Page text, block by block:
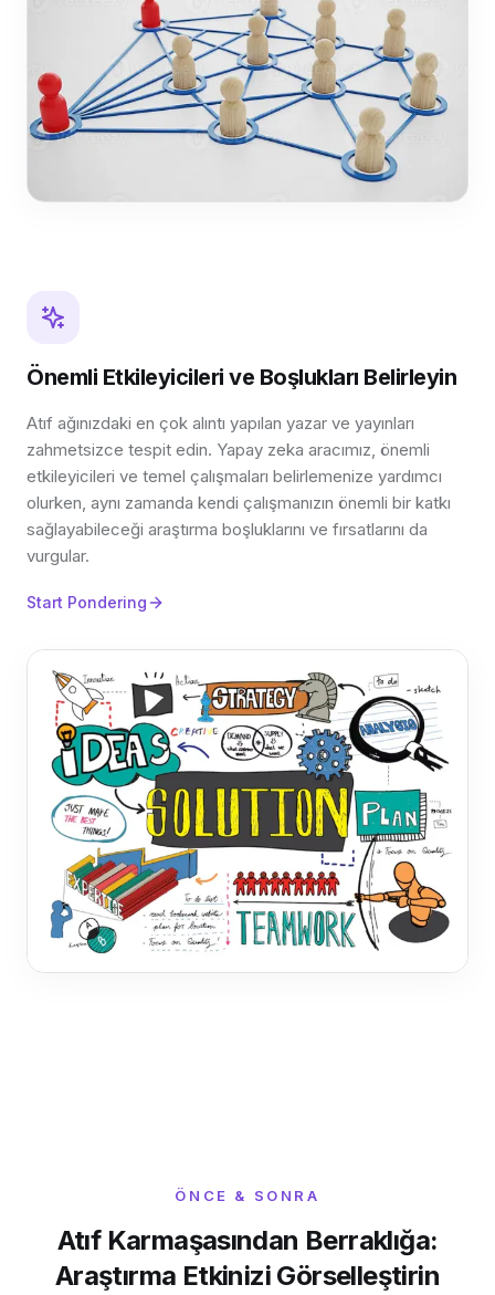
Önemli Etkileyicileri ve Boşlukları Belirleyin
Atıf ağınızdaki en çok alıntı yapılan yazar ve yayınları
zahmetsizce tespit edin. Yapay zeka aracımız, önemli
etkileyicileri ve temel çalışmaları belirlemenize yardımcı
olurken, aynı zamanda kendi çalışmanızın önemli bir katkı
sağlayabileceği araştırma boşluklarını ve fırsatlarını da
vurgular.
Start Pondering
ÖNCE & SONRA
Atıf Karmaşasından Berraklığa:
Araştırma Etkinizi Görselleştirin